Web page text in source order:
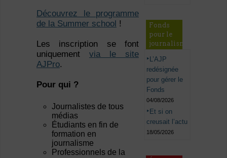
Découvrez le programme
de la Summer school !
Les inscription se font
uniquement via le site
AJPro.
Pour qui ?
Journalistes de tous
médias
Étudiants en fin de
formation en
journalisme
Professionnels de la
Fonds
pour le
journalisme
L’AJP
redésignée
pour gérer le
Fonds
04/08/2026
Et si on
creusait l’actu
18/05/2026